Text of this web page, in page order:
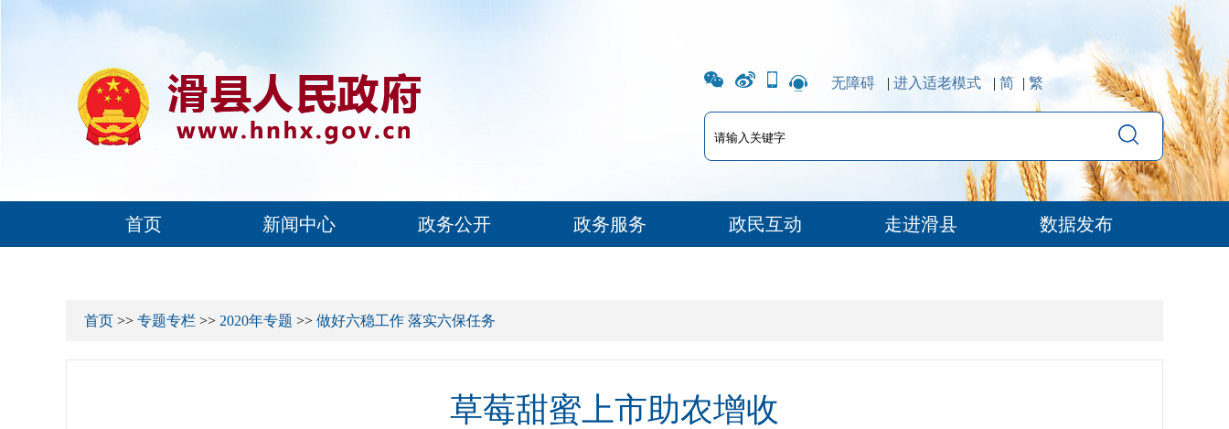
无障碍 | 进入适老模式 | 简 | 繁
首页 新闻中心 政务公开 政务服务 政民互动 走进滑县 数据发布
首页 >> 专题专栏 >> 2020年专题 >> 做好六稳工作 落实六保任务
草莓甜蜜上市助农增收